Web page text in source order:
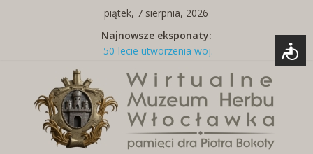
piątek, 7 sierpnia, 2026
Najnowsze eksponaty:
50-lecie utworzenia woj.
Tabliczka z nazwą ulicy
Naszywki z herbami miast
Brelok z godłem Polski i herbem
miasta
Miedziany talerz z herbami miast